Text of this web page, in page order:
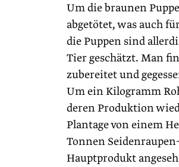
Um die braunen
abgetötet, was auch
die Puppen sind
Tier geschätzt. Man
zubereitet und
Um ein Kilogramm
deren Produktion
Plantage von einem
Tonnen
Hauptprodukt